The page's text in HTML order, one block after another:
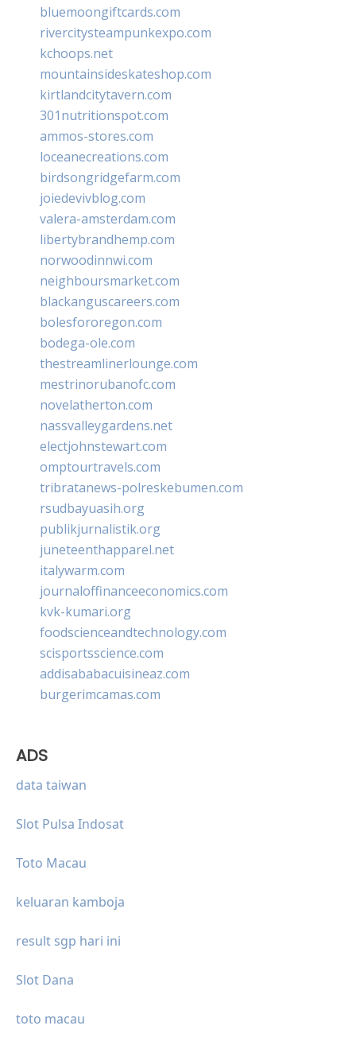
bluemoongiftcards.com
rivercitysteampunkexpo.com
kchoops.net
mountainsideskateshop.com
kirtlandcitytavern.com
301nutritionspot.com
ammos-stores.com
loceanecreations.com
birdsongridgefarm.com
joiedevivblog.com
valera-amsterdam.com
libertybrandhemp.com
norwoodinnwi.com
neighboursmarket.com
blackanguscareers.com
bolesfororegon.com
bodega-ole.com
thestreamlinerlounge.com
mestrinorubanofc.com
novelatherton.com
nassvalleygardens.net
electjohnstewart.com
omptourtravels.com
tribratanews-polreskebumen.com
rsudbayuasih.org
publikjurnalistik.org
juneteenthapparel.net
italywarm.com
journaloffinanceeconomics.com
kvk-kumari.org
foodscienceandtechnology.com
scisportsscience.com
addisababacuisineaz.com
burgerimcamas.com
ADS
data taiwan
Slot Pulsa Indosat
Toto Macau
keluaran kamboja
result sgp hari ini
Slot Dana
toto macau